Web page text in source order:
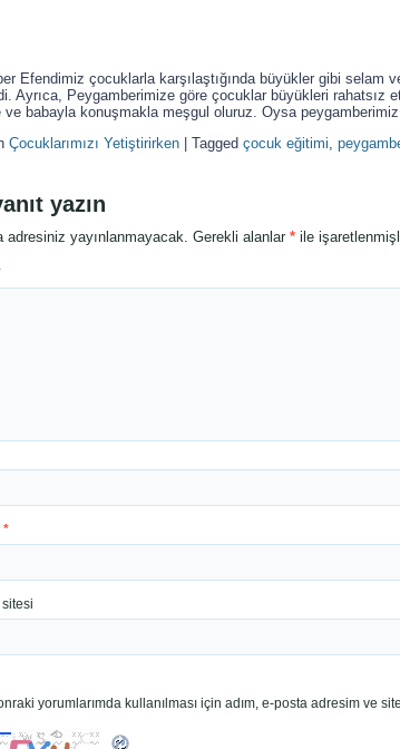
Efendimiz çocuklarla karşılaştığında büyükler gibi selam
Ayrıca, Peygamberimize göre çocuklar büyükleri
ve babayla konuşmakla meşgul oluruz. Oysa
Çocuklarımızı Yetiştirirken Tagged çocuk eğitimi,
yazın
adresiniz yayınlanmayacak. Gerekli alanlar * ile
*
sitesi
yorumlarımda kullanılması için adım, e-posta adresim ve